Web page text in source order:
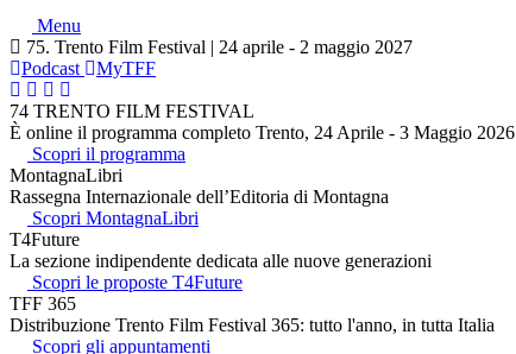
Menu
75. Trento Film Festival | 24 aprile - 2 maggio 2027
Podcast
MyTFF
74 TRENTO FILM FESTIVAL
È online il programma completo Trento, 24 Aprile - 3 Maggio 2026
Scopri il programma
MontagnaLibri
Rassegna Internazionale dell’Editoria di Montagna
Scopri MontagnaLibri
T4Future
La sezione indipendente dedicata alle nuove generazioni
Scopri le proposte T4Future
TFF 365
Distribuzione Trento Film Festival 365: tutto l'anno, in tutta Italia
Scopri gli appuntamenti